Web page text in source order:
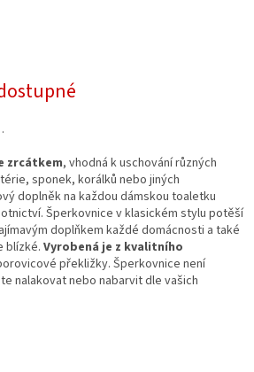
zrcátkem, vhodná k uschování různých
sponek, korálků nebo jiných
doplněk na každou dámskou toaletku
Šperkovnice v klasickém stylu potěší
doplňkem každé domácnosti a také
blízké. Vyrobená je z kvalitního
překližky. Šperkovnice není
nalakovat nebo nabarvit dle vašich